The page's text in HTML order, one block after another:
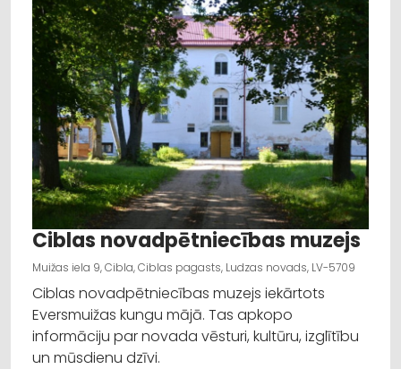
Ciblas novadpētniecības muzejs
Muižas iela 9, Cibla, Ciblas pagasts, Ludzas novads, LV-5709
Ciblas novadpētniecības muzejs iekārtots
Eversmuižas kungu mājā. Tas apkopo
informāciju par novada vēsturi, kultūru, izglītību
un mūsdienu dzīvi.